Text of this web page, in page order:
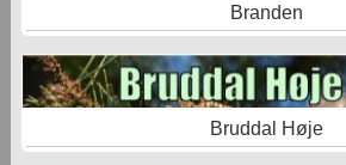
Branden
Bruddal Høje